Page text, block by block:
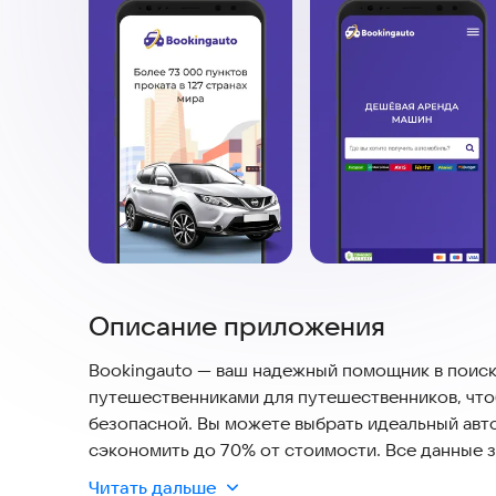
Описание приложения
Bookingauto — ваш надежный помощник в
путешественниками для путешественников,
безопасной. Вы можете выбрать идеальный
сэкономить до 70% от стоимости. Все
удобен даже для новичков.
Читать дальше